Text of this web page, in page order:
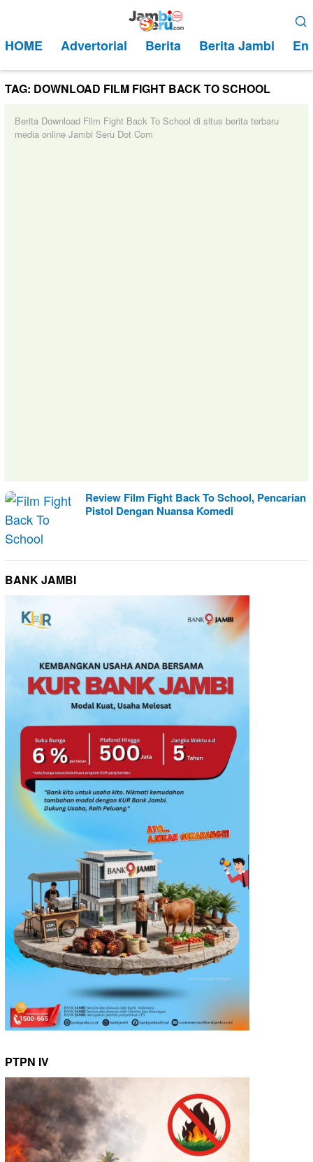
kontenMobile
HOME Advertorial Berita Berita Jambi
TAG: DOWNLOAD FILM FIGHT BACK TO SCHOOL
Berita Download Film Fight Back To School di situs berita terbaru
media online Jambi Seru Dot Com
Review Film Fight Back To School, Pencarian
Pistol Dengan Nuansa Komedi
BANK JAMBI
PTPN IV